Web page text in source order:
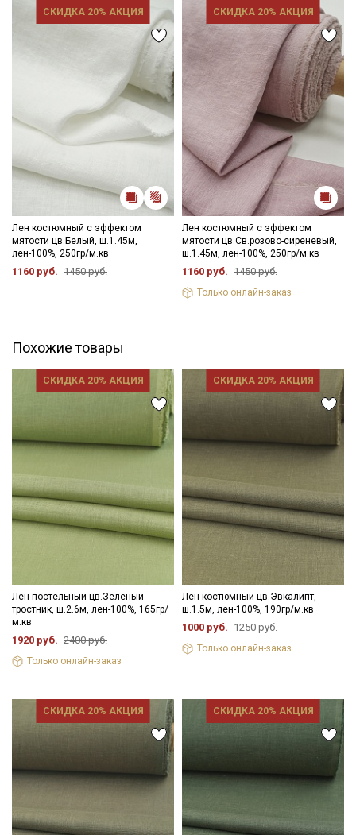
СКИДКА 20% АКЦИЯ
Лен костюмный с эффектом
мятости цв.Белый, ш.1.45м,
лен-100%, 250гр/м.кв
1160 руб. 1450 руб.
СКИДКА 20% АКЦИЯ
Лен костюмный с эффектом
мятости цв.Св.розово-сиреневый,
ш.1.45м, лен-100%, 250гр/м.кв
1160 руб. 1450 руб.
Только онлайн-заказ
Похожие товары
СКИДКА 20% АКЦИЯ
Лен постельный цв.Зеленый
тростник, ш.2.6м, лен-100%, 165гр/
м.кв
1920 руб. 2400 руб.
Только онлайн-заказ
СКИДКА 20% АКЦИЯ
Лен костюмный цв.Эвкалипт,
ш.1.5м, лен-100%, 190гр/м.кв
1000 руб. 1250 руб.
Только онлайн-заказ
СКИДКА 20% АКЦИЯ СКИДКА 20% АКЦИЯ
Секретная рассылка от Купава
Мы публикуем здесь дополнительные
промокоды и скидки до 30% на узкие
категории тканей
Электронная почта
данныхи даю Согласие на обработку персональных
данных
Согласие на получение рекламных и
информационных рассылок